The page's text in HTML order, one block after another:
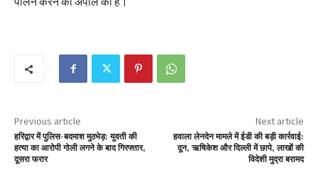
Previous article
हरिद्वार में पुलिस-बदमाश मुठभेड़: युवती की
हत्या का आरोपी गोली लगने के बाद गिरफ्तार,
दूसरा फरार
Next article
हवाला लेनदेन मामले में ईडी की बड़ी कार्रवाई:
दून, ऋषिकेश और दिल्ली में छापे, लाखों की
विदेशी मुद्रा बरामद